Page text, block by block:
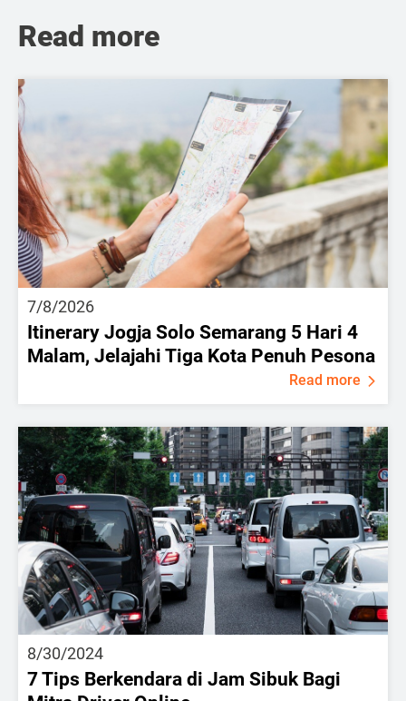
Read more
7/8/2026
Itinerary Jogja Solo Semarang 5 Hari 4
Malam, Jelajahi Tiga Kota Penuh Pesona
Read more
8/30/2024
7 Tips Berkendara di Jam Sibuk Bagi